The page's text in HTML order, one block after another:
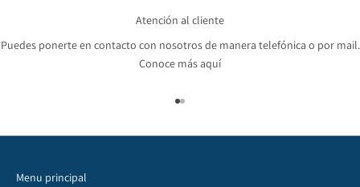
Atención al cliente
Puedes ponerte en contacto con nosotros de manera telefónica o por mail.
Conoce más aquí
Ir al artículo 1
Ir al artículo 2
Menu principal